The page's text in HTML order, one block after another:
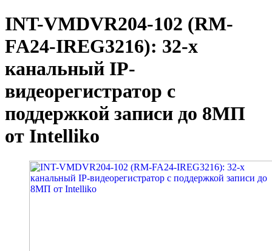
INT-VMDVR204-102 (RM-
FA24-IREG3216): 32-х
канальный IP-
видеорегистратор с
поддержкой записи до 8МП
от Intelliko